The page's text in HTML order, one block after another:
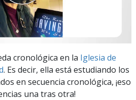
cronológica en la Iglesia de
. Es decir, ella está estudiando los
en secuencia cronológica, ¡eso
una tras otra!